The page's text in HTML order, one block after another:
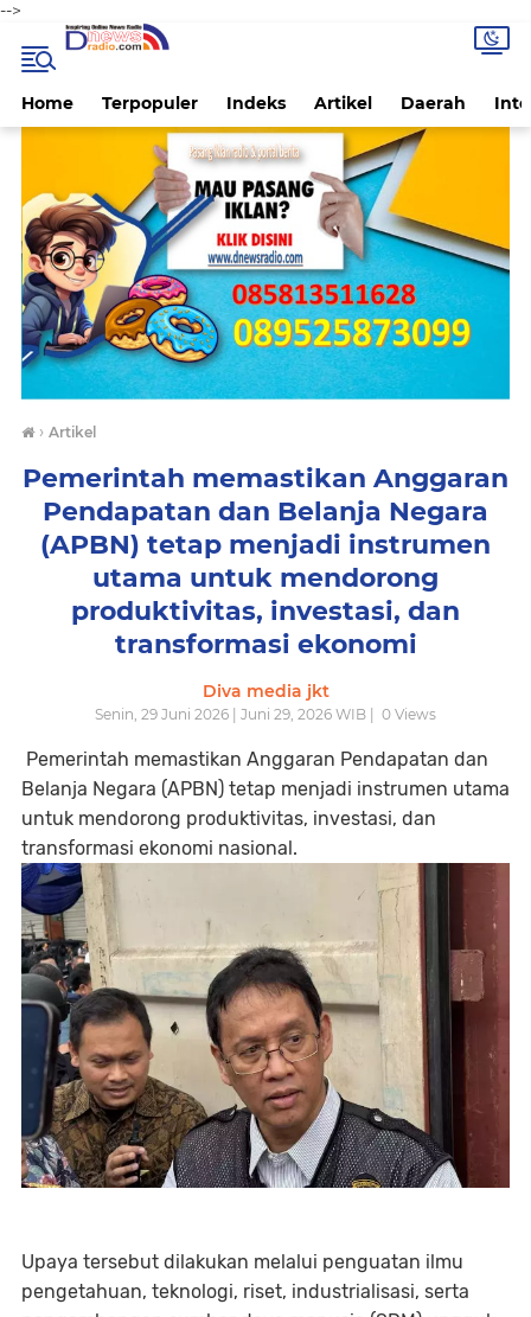
-->
Home Terpopuler Indeks Artikel Daerah
› Artikel
Pemerintah memastikan Anggaran
Pendapatan dan Belanja Negara
(APBN) tetap menjadi instrumen
utama untuk mendorong
produktivitas, investasi, dan
transformasi ekonomi
Diva media jkt
Senin, 29 Juni 2026 | Juni 29, 2026 WIB | 0 Views
Pemerintah memastikan Anggaran Pendapatan dan
Belanja Negara (APBN) tetap menjadi instrumen utama
untuk mendorong produktivitas, investasi, dan
transformasi ekonomi nasional.
Upaya tersebut dilakukan melalui penguatan ilmu
pengetahuan, teknologi, riset, industrialisasi, serta